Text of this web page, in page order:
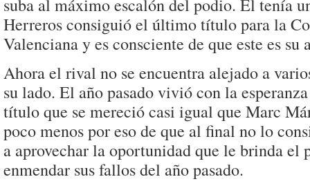
suba al máximo escalón del podio. Él tenía
Herreros consiguió el último título para la
Valenciana y es consciente de que este es su
Ahora el rival no se encuentra alejado a
su lado. El año pasado vivió con la
título que se mereció casi igual que Marc
poco menos por eso de que al final no lo
a aprovechar la oportunidad que le brinda el
enmendar sus fallos del año pasado.